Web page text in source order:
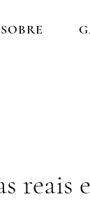
SOBRE
reais